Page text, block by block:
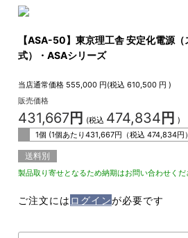
【ASA-50】東京理工舎 安定化電源
式）・ASAシリーズ
当店通常価格 555,000 円(税込610,500 円 )
販売価格
431,667円 (税込 474,834 円 )
1個 (1個あたり431,667円（税込474,834円
送料別
製品取り寄せとなるため納期はお問い合わせくだ
ご注文には ログインが必要です